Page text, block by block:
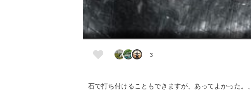
3
石で打ち付けることもできますが、あってよかった。、